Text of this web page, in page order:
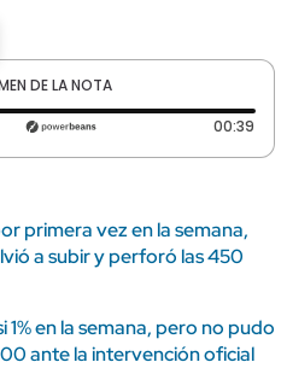
DE LA NOTA
0 segundos 00:39
primera vez en la semana,
a subir y perforó las 450
en la semana, pero no pudo
ante la intervención oficial